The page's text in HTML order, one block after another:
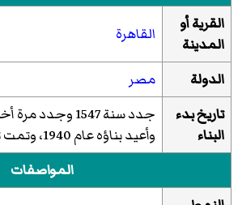
القرية أو
المدينة
القاهرة
الدولة
مصر
تاريخ بدء
البناء
وأعيد بناؤه عام 1940، وتمت توسعته عام 1969
المواصفات